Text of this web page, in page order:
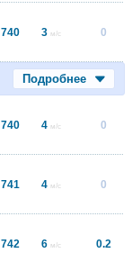
740 3 м/с 0
Подробнее
740 4 м/с 0
741 4 м/с 0
742 6 м/с 0.2